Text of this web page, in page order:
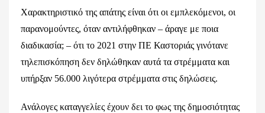
Χαρακτηριστικό της απάτης είναι ότι οι εμπλεκόμενοι, οι
παρανομούντες, όταν αντιλήφθηκαν – άραγε με ποια
διαδικασία; – ότι το 2021 στην ΠΕ Καστοριάς γινότανε
τηλεπισκόπηση δεν δηλώθηκαν αυτά τα στρέμματα και
υπήρξαν 56.000 λιγότερα στρέμματα στις δηλώσεις.
Ανάλογες καταγγελίες έχουν δει το φως της δημοσιότητας